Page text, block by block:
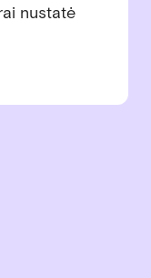
–
paaiškino,
visus